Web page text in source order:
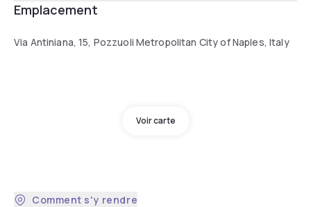
Emplacement
Via Antiniana, 15, Pozzuoli Metropolitan City of Naples, Italy
Voir carte
Comment s'y rendre